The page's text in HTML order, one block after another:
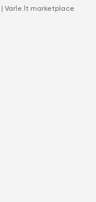
Varle.lt marketplace